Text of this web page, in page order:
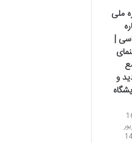
ملی
|
و